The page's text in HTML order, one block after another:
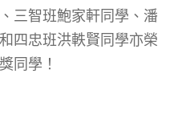
三智班鮑家軒同學、潘
四忠班洪軼賢同學亦榮
同學！